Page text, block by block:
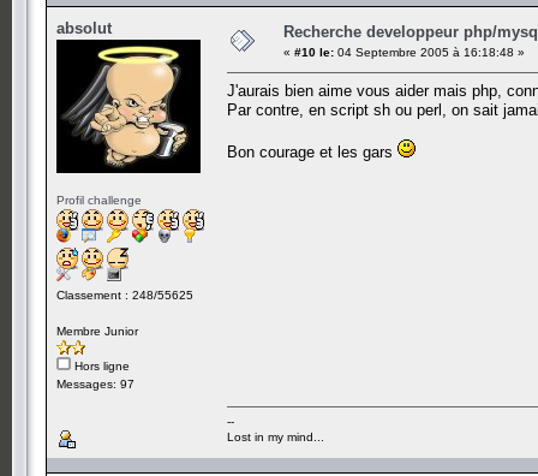
absolut
Profil challenge
Classement : 248/55625
Membre Junior
Hors ligne
Messages: 97
Recherche developpeur php/
« #10 le: 04 Septembre 2005 à 16:18:48 »
J'aurais bien aime vous aider mais php,
Par contre, en script sh ou perl, on sait
Bon courage et les gars
--
Lost in my mind...